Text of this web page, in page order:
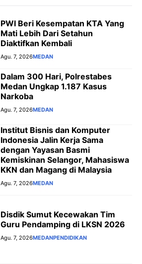
PWI Beri Kesempatan KTA Yang
Mati Lebih Dari Setahun
Diaktifkan Kembali
Agu. 7, 2026MEDAN
Dalam 300 Hari, Polrestabes
Medan Ungkap 1.187 Kasus
Narkoba
Agu. 7, 2026MEDAN
Institut Bisnis dan Komputer
Indonesia Jalin Kerja Sama
dengan Yayasan Basmi
Kemiskinan Selangor, Mahasiswa
KKN dan Magang di Malaysia
Agu. 7, 2026MEDAN
Disdik Sumut Kecewakan Tim
Guru Pendamping di LKSN 2026
Agu. 7, 2026MEDANPENDIDIKAN